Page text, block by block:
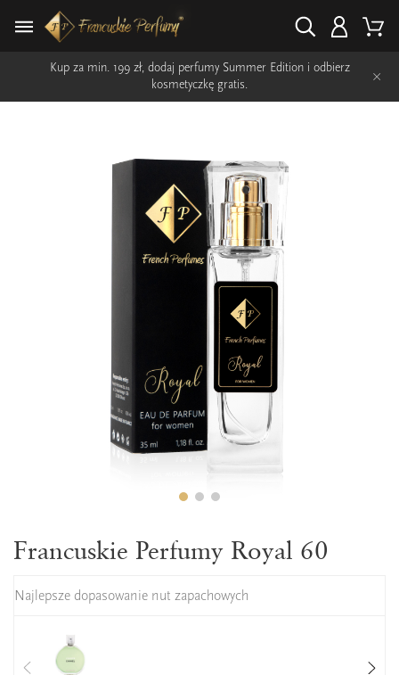
Kup za min. 199 zł, dodaj perfumy Summer Edition i odbierz
kosmetyczkę gratis.
×
Francuskie Perfumy Royal 60
Najlepsze dopasowanie nut zapachowych